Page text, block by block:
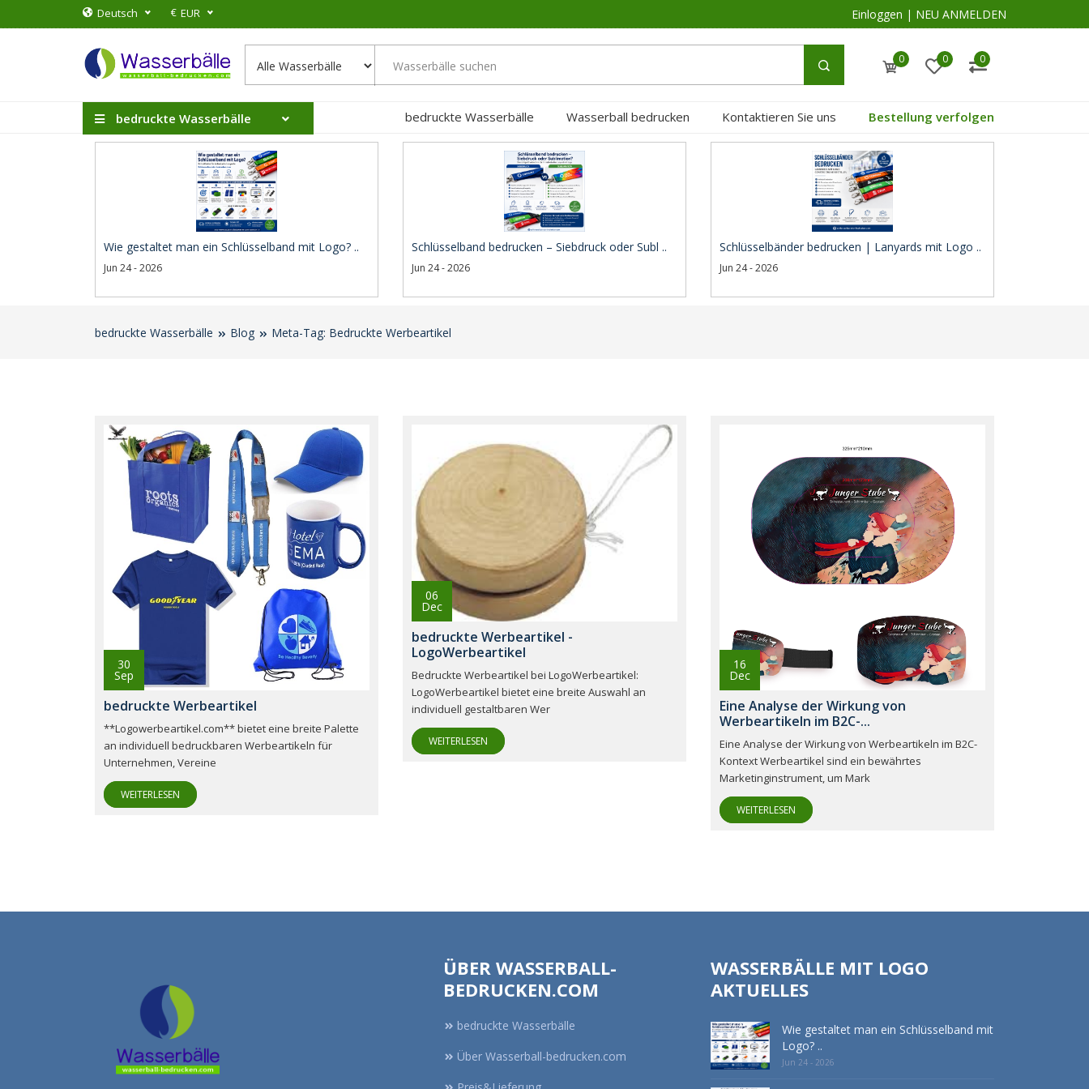
Deutsch € EUR Einloggen | NEU ANMELDEN
0 0 0
bedruckte Wasserbälle bedruckte Wasserbälle Wasserball bedrucken Kontaktieren Sie uns Bestellung verfolgen
Wie gestaltet man ein Schlüsselband mit Logo? ..
Jun 24 - 2026
Schlüsselband bedrucken – Siebdruck oder Subl ..
Jun 24 - 2026
Schlüsselbänder bedrucken | Lanyards mit Logo ..
Jun 24 - 2026
bedruckte Wasserbälle Blog Meta-Tag: Bedruckte Werbeartikel
30
Sep
bedruckte Werbeartikel
**Logowerbeartikel.com** bietet eine breite Palette
an individuell bedruckbaren Werbeartikeln für
Unternehmen, Vereine
WEITERLESEN
06
Dec
bedruckte Werbeartikel -
LogoWerbeartikel
Bedruckte Werbeartikel bei LogoWerbeartikel:
LogoWerbeartikel bietet eine breite Auswahl an
individuell gestaltbaren Wer
WEITERLESEN
16
Dec
Eine Analyse der Wirkung von
Werbeartikeln im B2C-...
Eine Analyse der Wirkung von Werbeartikeln im B2C-
Kontext Werbeartikel sind ein bewährtes
Marketinginstrument, um Mark
WEITERLESEN
ÜBER WASSERBALL-
BEDRUCKEN.COM
bedruckte Wasserbälle
Über Wasserball-bedrucken.com
WASSERBÄLLE MIT LOGO
AKTUELLES
Wie gestaltet man ein Schlüsselband mit
Logo? ..
Jun 24 - 2026